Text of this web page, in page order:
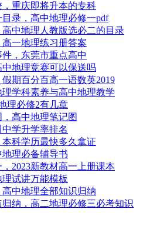
重庆即将升本的专科
录，高中地理必修一pdf
中地理人教版选必二的目录
高一地理练习册答案
，东莞市重点高中
地理竞赛可以保送吗
期百分百高一语数英2019
学科素养与高中地理教学
理必修2有几章
高中地理笔记图
学升学率排名
科学历最快多久拿证
理必备辅导书
2023新教材高一上册课本
试讲万能模板
中地理全部知识归纳
纳，高二地理必修三必考知识